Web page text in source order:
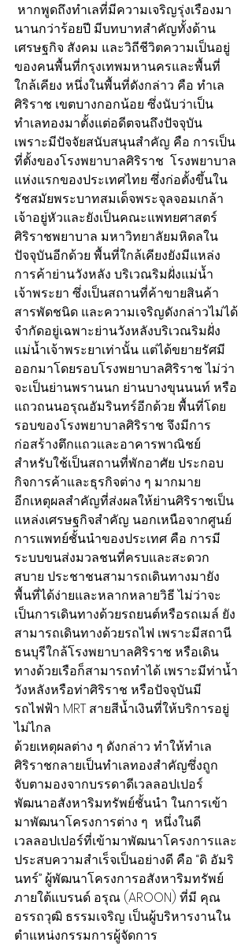
หากพูดถึงทำเลที่มีความเจริญรุ่งเรืองมา
นานกว่าร้อยปี มีบทบาทสำคัญทั้งด้าน
เศรษฐกิจ สังคม และวิถีชีวิตความเป็นอยู่
ของคนพื้นที่กรุงเทพมหานครและพื้นที่
ใกล้เคียง หนึ่งในพื้นที่ดังกล่าว คือ ทำเล
ศิริราช เขตบางกอกน้อย ซึ่งนับว่าเป็น
ทำเลทองมาตั้งแต่อดีตจนถึงปัจจุบัน
เพราะมีปัจจัยสนับสนุนสำคัญ คือ การเป็น
ที่ตั้งของโรงพยาบาลศิริราช  โรงพยาบาล
แห่งแรกของประเทศไทย ซึ่งก่อตั้งขึ้นใน
รัชสมัยพระบาทสมเด็จพระจุลจอมเกล้า
เจ้าอยู่หัวและยังเป็นคณะแพทยศาสตร์
ศิริราชพยาบาล มหาวิทยาลัยมหิดลใน
ปัจจุบันอีกด้วย พื้นที่ใกล้เคียงยังมีแหล่ง
การค้าย่านวังหลัง บริเวณริมฝั่งแม่น้ำ
เจ้าพระยา ซึ่งเป็นสถานที่ค้าขายสินค้า
สารพัดชนิด และความเจริญดังกล่าวไม่ได้
จำกัดอยู่เฉพาะย่านวังหลังบริเวณริมฝั่ง
แม่น้ำเจ้าพระยาเท่านั้น แต่ได้ขยายรัศมี
ออกมาโดยรอบโรงพยาบาลศิริราช ไม่ว่า
จะเป็นย่านพรานนก ย่านบางขุนนนท์ หรือ
แถวถนนอรุณอัมรินทร์อีกด้วย พื้นที่โดย
รอบของโรงพยาบาลศิริราช จึงมีการ
ก่อสร้างตึกแถวและอาคารพาณิชย์
สำหรับใช้เป็นสถานที่พักอาศัย ประกอบ
กิจการค้าและธุรกิจต่าง ๆ มากมาย
อีกเหตุผลสำคัญที่ส่งผลให้ย่านศิริราชเป็น
แหล่งเศรษฐกิจสำคัญ นอกเหนือจากศูนย์
การแพทย์ชั้นนำของประเทศ คือ การมี
ระบบขนส่งมวลชนที่ครบและสะดวก
สบาย ประชาชนสามารถเดินทางมายัง
พื้นที่ได้ง่ายและหลากหลายวิธี ไม่ว่าจะ
เป็นการเดินทางด้วยรถยนต์หรือรถเมล์ ยัง
สามารถเดินทางด้วยรถไฟ เพราะมีสถานี
ธนบุรีใกล้โรงพยาบาลศิริราช หรือเดิน
ทางด้วยเรือก็สามารถทำได้ เพราะมีท่าน้ำ
วังหลังหรือท่าศิริราช หรือปัจจุบันมี
รถไฟฟ้า MRT สายสีน้ำเงินที่ให้บริการอยู่
ไม่ไกล
ด้วยเหตุผลต่าง ๆ ดังกล่าว ทำให้ทำเล
ศิริราชกลายเป็นทำเลทองสำคัญซึ่งถูก
จับตามองจากบรรดาดีเวลลอปเปอร์
พัฒนาอสังหาริมทรัพย์ชั้นนำ ในการเข้า
มาพัฒนาโครงการต่าง ๆ  หนึ่งในดี
เวลลอปเปอร์ที่เข้ามาพัฒนาโครงการและ
ประสบความสำเร็จเป็นอย่างดี คือ “ดิ อัมริ
นทร์” ผู้พัฒนาโครงการอสังหาริมทรัพย์
ภายใต้แบรนด์ อรุณ (AROON) ที่มี คุณ
อรรถวุฒิ ธรรมเจริญ เป็นผู้บริหารงานใน
ตำแหน่งกรรมการผู้จัดการ